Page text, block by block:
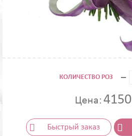
КОЛИЧЕСТВО РОЗ
Цена: 4150
Быстрый заказ